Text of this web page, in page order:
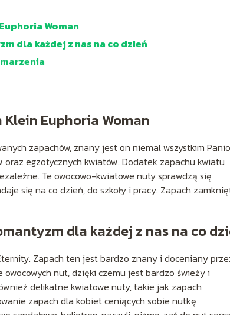
Woman
dla każdej z nas na co dzień
Euphoria Woman
zapachów, znany jest on niemal wszystkim
egzotycznych kwiatów. Dodatek zapachu kwiatu
Te owocowo-kwiatowe nuty sprawdzą się
się na co dzień, do szkoły i pracy. Zapach
dla każdej z nas na co
Zapach ten jest bardzo znany i doceniany
nut, dzięki czemu jest bardzo świeży i
delikatne kwiatowe nuty, takie jak zapach
zapach dla kobiet ceniących sobie nutkę